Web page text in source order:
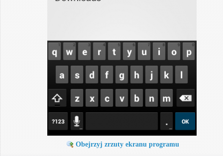
Obejrzyj zrzuty ekranu programu